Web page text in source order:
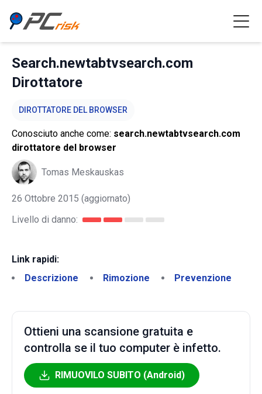
Search.newtabtvsearch.com
Dirottatore
DIROTTATORE DEL BROWSER
Conosciuto anche come: search.newtabtvsearch.com
dirottatore del browser
Tomas Meskauskas
26 Ottobre 2015 (aggiornato)
Livello di danno:
Link rapidi:
Descrizione
Rimozione Prevenzione
Ottieni una scansione gratuita e
controlla se il tuo computer è infetto.
RIMUOVILO SUBITO (Android)